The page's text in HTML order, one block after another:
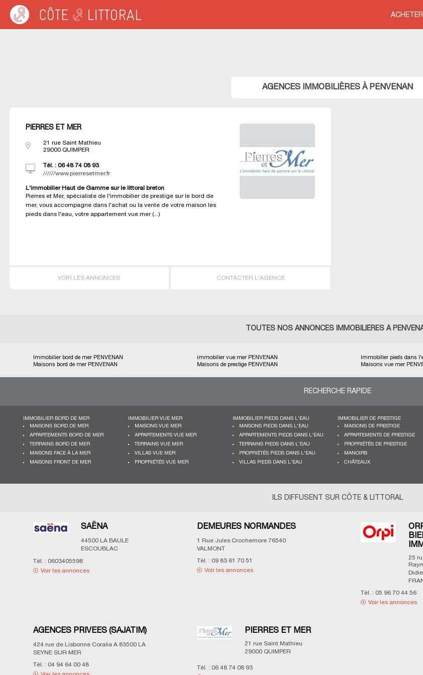
Warning: Undefined variable $idUser in/var/www/cotelittoral.fr/annuaire.php
ACHETER
Côte & Littoral
AGENCES IMMOBILIÈRES À PENVENAN
PIERRES ET MER
21 rue Saint Mathieu
29000 QUIMPER
Tél. : 06 48 74 08 93
//////www.pierresetmer.fr
L'immobilier Haut de Gamme sur le littoral breton
Pierres et Mer, spécialiste de l'immobilier de prestige sur le bord de
mer, vous accompagne dans l'achat ou la vente de votre maison les
pieds dans l'eau, votre appartement vue mer (...)
VOIR LES ANNONCES CONTACTER L'AGENCE
TOUTES NOS ANNONCES IMMOBILIÈRES À
Immobilier bord de mer PENVENAN immobilier vue mer PENVENAN Immobilier pieds dans
Maisons bord de mer PENVENAN
Maisons de prestige PENVENAN Maisons vue mer
RECHERCHE RAPIDE
IMMOBILIER BORD DE MER
MAISONS BORD DE MER
APPARTEMENTS BORD DE MER
TERRAINS BORD DE MER
MAISONS FACE À LA MER
MAISONS FRONT DE MER
IMMOBILIER VUE MER
MAISONS VUE MER
APPARTEMENTS VUE MER
TERRAINS VUE MER
VILLAS VUE MER
PROPRIÉTÉS VUE MER
IMMOBILIER PIEDS DANS L'EAU
MAISONS PIEDS DANS L'EAU
APPARTEMENTS PIEDS DANS L'EAU
TERRAINS PIEDS DANS L'EAU
PROPRIÉTÉS PIEDS DANS L'EAU
VILLAS PIEDS DANS L'EAU
IMMOBILIER DE PRESTIGE
MAISONS DE PRESTIGE
APPARTEMENTS DE PRESTIGE
PROPRIÉTÉS DE PRESTIGE
MANOIRS
CHÂTEAUX
ILS DIFFUSENT SUR CÔTE & LITTORAL
SAËNA
44500
LA BAULE
ESCOUBLAC
Tél. : 0603405598
Voir les annonces
DEMEURES NORMANDES
1 Rue Jules Crochemore 76540
VALMONT
Tél. : 09 83 61 70 51
Voir les annonces
25
Tél. : 05 96 70 44 56
Voir les annonces
AGENCES PRIVEES (SAJATIM)
424 rue de Lisbonne Coralia A 83500
LA
SEYNE SUR MER
Tél. : 04 94 64 00 48
PIERRES ET MER
21 rue Saint Mathieu
29000 QUIMPER
Tél. : 06 48 74 08 93